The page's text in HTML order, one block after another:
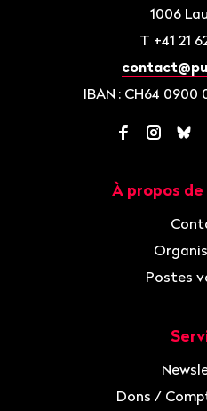
1006
T +41 21
IBAN : CH64 0900
Facebook
À propos
Postes
Dons /